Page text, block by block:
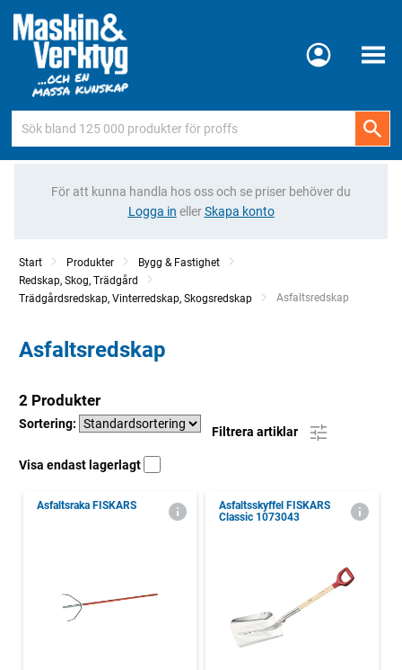
Meny
För att kunna handla hos oss och se priser behöver du
Logga in ellerSkapa konto
Start Produkter
Bygg & Fastighet
Redskap, Skog, Trädgård
Trädgårdsredskap, Vinterredskap, Skogsredskap
Current:
Asfaltsredskap
Asfaltsredskap
2 Produkter
Sortering:
Filtrera artiklar
Visa endast lagerlagt
Asfaltsraka FISKARS
Asfaltsskyffel FISKARS
Classic 1073043